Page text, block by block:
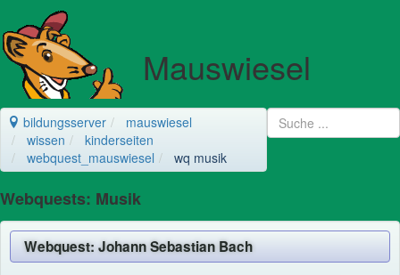
Mauswiesel
bildungsserver
mauswiesel
wissen
kinderseiten
webquest_mauswiesel
wq musik
Webquests: Musik
Webquest: Johann Sebastian Bach